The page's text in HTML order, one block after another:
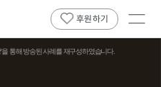
후원하기
전체
메뉴
보기
을 통해 방송된 사례를 재구성하였습니다.